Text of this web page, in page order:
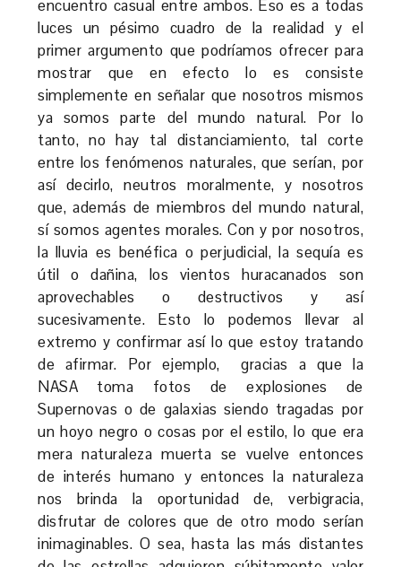
encuentro casual entre ambos. Eso es a todas
luces un pésimo cuadro de la realidad y el
primer argumento que podríamos ofrecer para
mostrar que en efecto lo es consiste
simplemente en señalar que nosotros mismos
ya somos parte del mundo natural. Por lo
tanto, no hay tal distanciamiento, tal corte
entre los fenómenos naturales, que serían, por
así decirlo, neutros moralmente, y nosotros
que, además de miembros del mundo natural,
sí somos agentes morales. Con y por nosotros,
la lluvia es benéfica o perjudicial, la sequía es
útil o dañina, los vientos huracanados son
aprovechables o destructivos y así
sucesivamente. Esto lo podemos llevar al
extremo y confirmar así lo que estoy tratando
de afirmar. Por ejemplo, gracias a que la
NASA toma fotos de explosiones de
Supernovas o de galaxias siendo tragadas por
un hoyo negro o cosas por el estilo, lo que era
mera naturaleza muerta se vuelve entonces
de interés humano y entonces la naturaleza
nos brinda la oportunidad de, verbigracia,
disfrutar de colores que de otro modo serían
inimaginables. O sea, hasta las más distantes